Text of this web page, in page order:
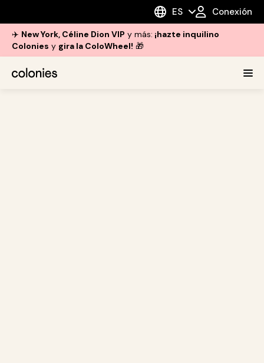
ES Conexión
✈️ New York, Céline Dion VIP y más: ¡hazte inquilino
Colonies y gira la ColoWheel! 🎁